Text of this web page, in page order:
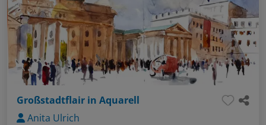
Großstadtflair in Aquarell
Anita Ulrich